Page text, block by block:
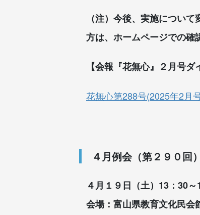
（注）今後、実施につい
方は、ホームページでの確
【会報『花無心』２月号
花無心第288号(2025年2月
４月例会（第２９０回
４月１９日（土）13：30
会場：富山県教育文化民